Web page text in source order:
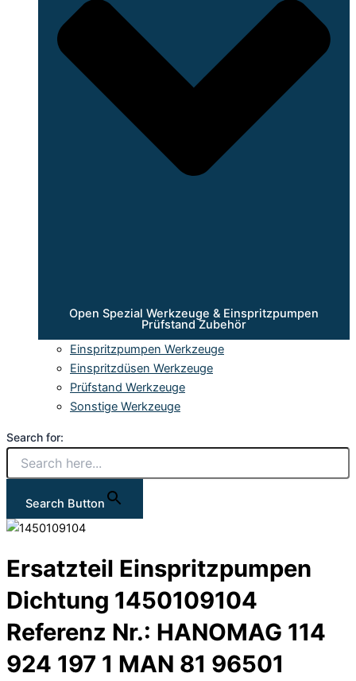
Open Spezial Werkzeuge & Einspritzpumpen
Prüfstand Zubehör
Einspritzpumpen Werkzeuge
Einspritzdüsen Werkzeuge
Prüfstand Werkzeuge
Sonstige Werkzeuge
Search for:
Search Button
Ersatzteil Einspritzpumpen
Dichtung 1450109104
Referenz Nr.: HANOMAG 114
924 197 1 MAN 81 96501